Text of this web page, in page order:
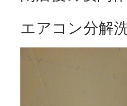
エアコン分解